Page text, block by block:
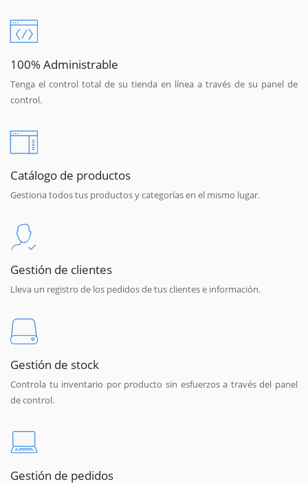
100% Administrable
Tenga el control total de su tienda en línea a través de su panel de
control.
Catálogo de productos
Gestiona todos tus productos y categorías en el mismo lugar.
Gestión de clientes
Lleva un registro de los pedidos de tus clientes e información.
Gestión de stock
Controla tu inventario por producto sin esfuerzos a través del panel
de control.
Gestión de pedidos